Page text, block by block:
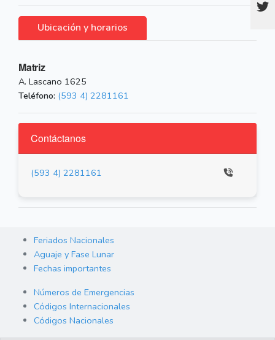
Ubicación y horarios
Matriz
A. Lascano 1625
Teléfono: (593 4) 2281161
Contáctanos
(593 4) 2281161
Feriados Nacionales
Aguaje y Fase Lunar
Fechas importantes
Números de Emergencias
Códigos Internacionales
Códigos Nacionales